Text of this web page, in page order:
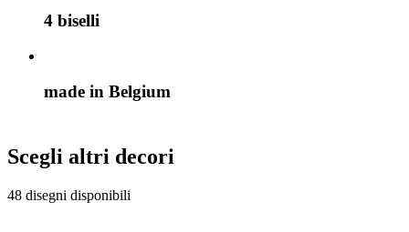
4 biselli
made in Belgium
Scegli altri decori
48 disegni disponibili